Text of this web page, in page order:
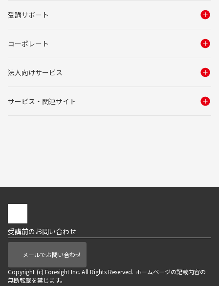
受講サポート
コーポレート
法人向けサービス
サービス・関連サイト
受講前のお問い合わせ
メールでお問い合わせ
Copyright (c) Foresight Inc. All Rights Reserved. ホームページの記載内容の
無断転載を禁じます。